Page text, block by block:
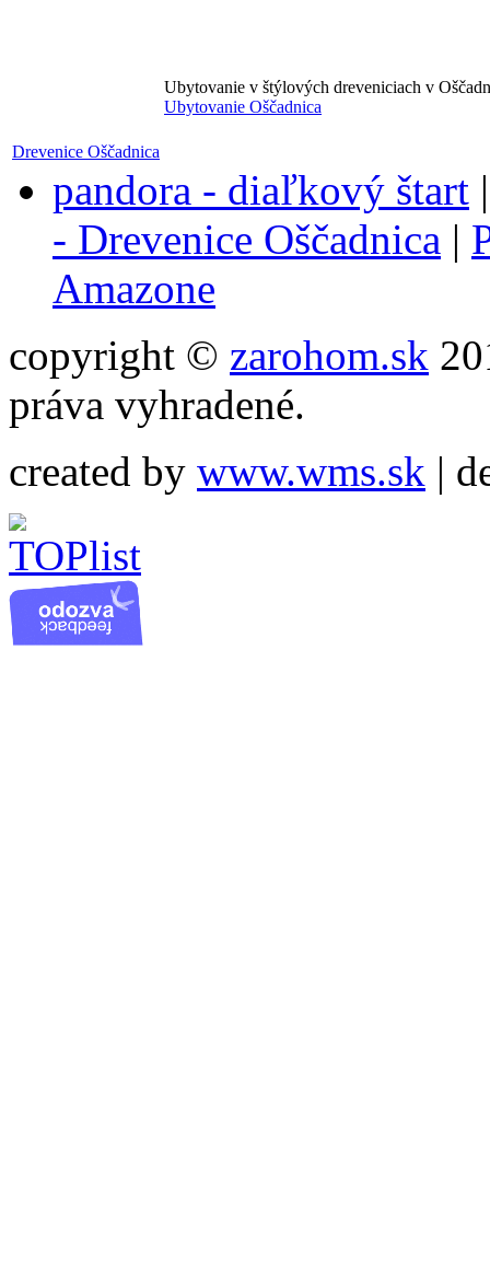
Drevenice Oščadnica
Ubytovanie v štýlových dreveniciach v
Ubytovanie Oščadnica
pandora - diaľkový štart
- Drevenice Oščadnica |
Amazone
copyright © zarohom.sk
práva vyhradené.
created by www.wms.sk |